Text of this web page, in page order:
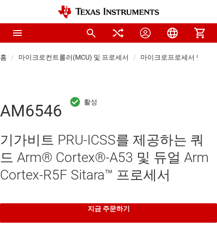
홈 마이크로컨트롤러(MCU) 및 프로세서 마이크로프로세서 및 DSP
AM6546
기가비트 PRU-ICSS를 제공하는 쿼
드 Arm® Cortex®-A53 및 듀얼 Arm
Cortex-R5F Sitara™ 프로세서
지금 주문하기